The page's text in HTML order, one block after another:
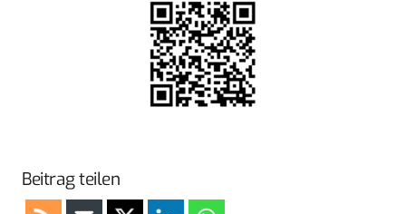
Beitrag teilen